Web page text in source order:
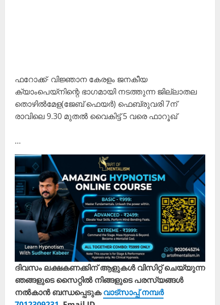
ഫറോക്ക്∙ വിജ്ഞാന കേരളം ജനകീയ
ക്യാംപെയ്നിന്റെ ഭാഗമായി നടത്തുന്ന ജില്ലാതല
തൊഴിൽമേള(ജേബ് ഫെയർ) ഫെബ്രുവരി 7ന്
രാവിലെ 9.30 മുതൽ വൈകിട്ട് 5 വരെ ഫാറൂഖ്
…
ദിവസം ലക്ഷകണക്കിന് ആളുകൾ വിസിറ്റ് ചെയ്യുന്ന
ഞങ്ങളുടെ സൈറ്റിൽ നിങ്ങളുടെ പരസ്യങ്ങൾ
നൽകാൻ ബന്ധപ്പെടുകവാട്സാപ്പ് നമ്പർ